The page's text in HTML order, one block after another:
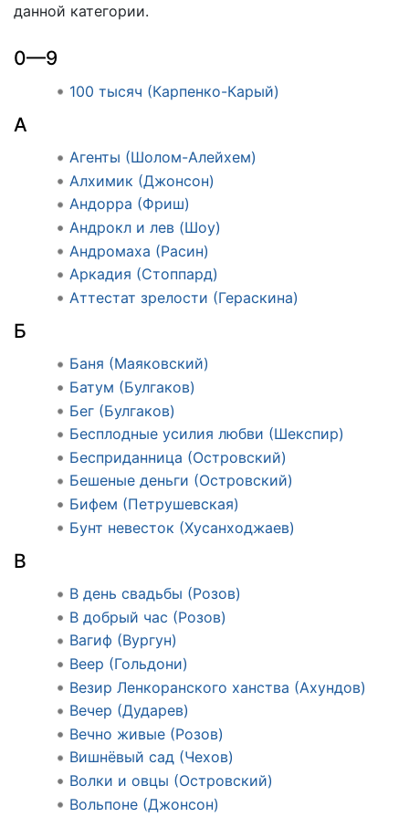
данной категории.
0—9
100 тысяч (Карпенко-Карый)
А
Агенты (Шолом-Алейхем)
Алхимик (Джонсон)
Андорра (Фриш)
Андрокл и лев (Шоу)
Андромаха (Расин)
Аркадия (Стоппард)
Аттестат зрелости (Гераскина)
Б
Баня (Маяковский)
Батум (Булгаков)
Бег (Булгаков)
Бесплодные усилия любви (Шекспир)
Бесприданница (Островский)
Бешеные деньги (Островский)
Бифем (Петрушевская)
Бунт невесток (Хусанходжаев)
В
В день свадьбы (Розов)
В добрый час (Розов)
Вагиф (Вургун)
Веер (Гольдони)
Везир Ленкоранского ханства (Ахундов)
Вечер (Дударев)
Вечно живые (Розов)
Вишнёвый сад (Чехов)
Волки и овцы (Островский)
Вольпоне (Джонсон)